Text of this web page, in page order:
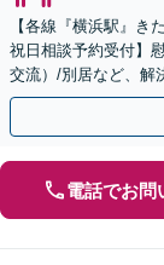
【各線『横浜駅』き
祝日相談予約受付】
交流）/別居など、解
電話でお問